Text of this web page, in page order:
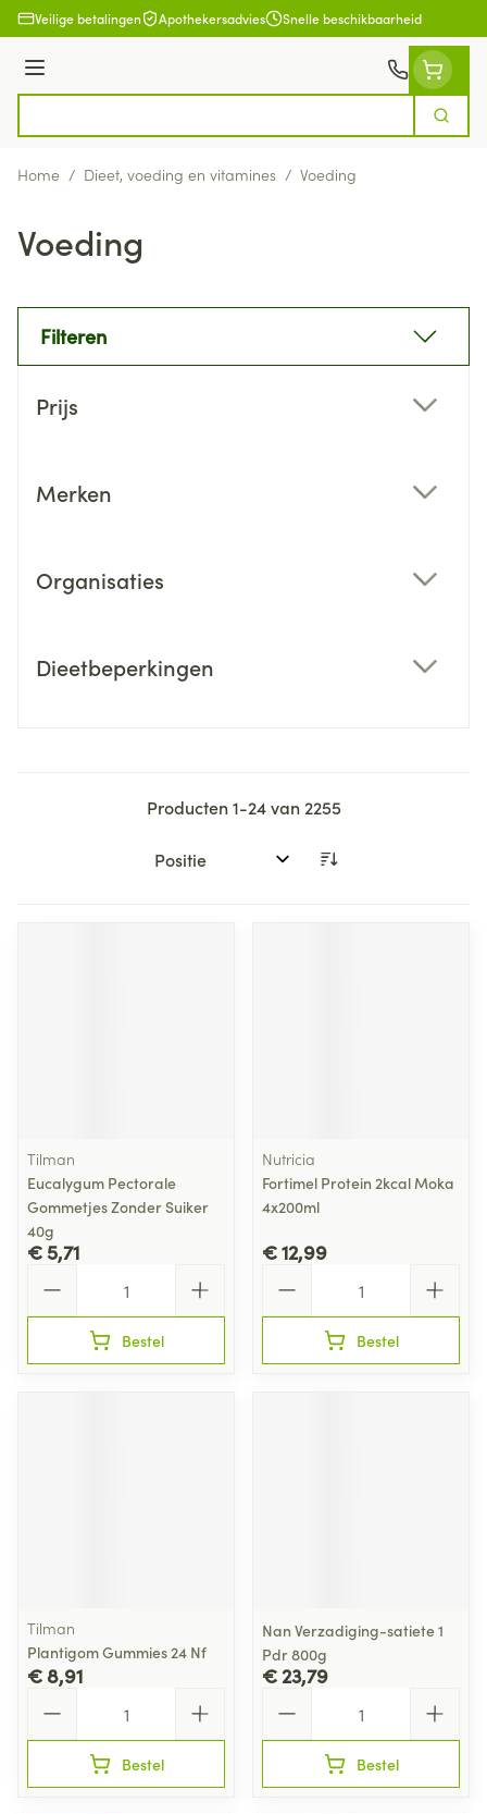
Ga naar de inhoud
Veilige betalingen Apothekersadvies Snelle beschikbaarheid
Menu
Zoek
Home / Dieet, voeding en vitamines / Voeding
Voeding
Filteren
Prijs
Merken
Organisaties
Dieetbeperkingen
Producten1-24van 2255
Sorteer op:
Tilman
Eucalygum Pectorale
Gommetjes Zonder Suiker
40g
€ 5,71
Bestel
Nutricia
Fortimel Protein 2kcal Moka
4x200ml
€ 12,99
Bestel
Tilman
Plantigom Gummies 24 Nf
€ 8,91
Bestel
Nan Verzadiging-satiete 1
Pdr 800g
€ 23,79
Bestel